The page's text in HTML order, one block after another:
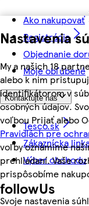
Nastavenia
My a našich 18
alebo k nim
identifikátorom v
osobných údajov.
voľbou Prijať alebo
Pravidlách pre
voľby oznámime
prehliadaní. Vaše
prispôsobíme
Svoje nastavenia
Ako nakupovať
Registrácia
Objednanie
Moje obľúbené
Kontaktujte nás
Tesco.sk
Zákaznícka
Výber obchodu
followUs